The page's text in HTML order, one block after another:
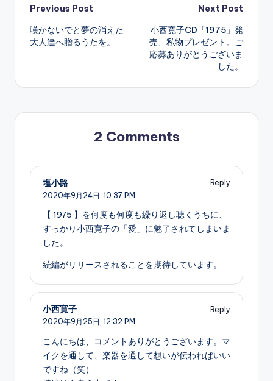
Post
navigation
Previous Post
嘆かないでと夢の消えた
大人達へ贈るうたを。
Next Post
小西寛子CD「1975」発
売、私物プレゼント。ご
応募ありがとうございま
した。
2 Comments
塩小路
Reply
2020年9月24日, 10:37 PM
【 1975 】を何度も何度も繰り返し聴くうちに、
すっかり小西寛子の「愛」に魅了されてしまいま
した。
続編がリリースされることを期待しています。
小西寛子
Reply
2020年9月25日, 12:32 PM
こんにちは、コメントありがとうございます。マ
イクを通して、楽器を通して想いが伝わればいい
ですね（笑）